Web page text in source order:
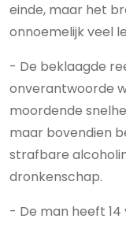
einde, maar het
onnoemelijk veel
- De beklaagde
onverantwoorde
moordende
maar bovendien
strafbare
dronkenschap.
- De man heeft